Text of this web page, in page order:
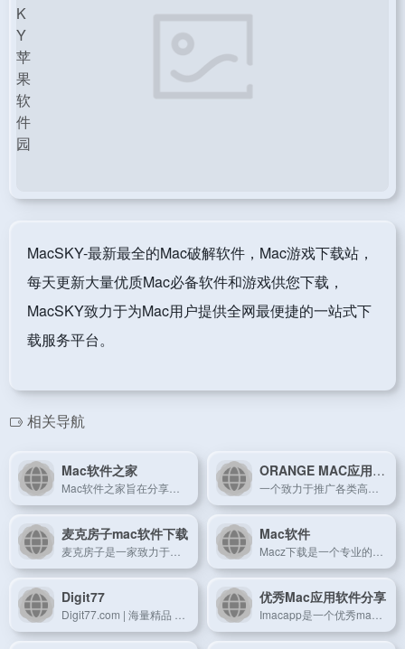
MacSKY-最新最全的Mac破解软件，Mac游戏下载站，
每天更新大量优质Mac必备软件和游戏供您下载，
MacSKY致力于为Mac用户提供全网最便捷的一站式下
载服务平台。
相关导航
Mac软件之家 ORANGE MAC应用商店
麦克房子mac软件下载 Mac软件
Digit77 优秀Mac应用软件分享